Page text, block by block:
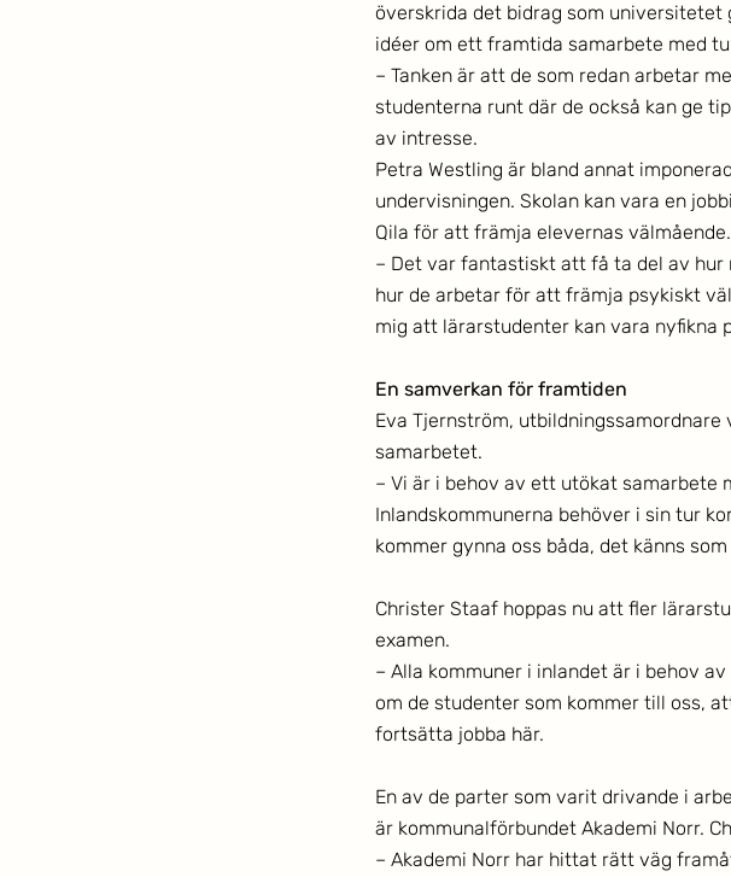
överskrida det bidrag som universitetet
idéer om ett framtida samarbete med
– Tanken är att de som redan arbetar
studenterna runt där de också kan ge
av intresse.
Petra Westling är bland annat
undervisningen. Skolan kan vara en
Qila för att främja elevernas
– Det var fantastiskt att få ta del av
hur de arbetar för att främja psykiskt
mig att lärarstudenter kan vara nyfikna
En samverkan för framtiden
Eva Tjernström,
samarbetet.
– Vi är i behov av ett utökat samarbete
Inlandskommunerna behöver i sin tur
kommer gynna oss båda, det känns
Christer Staaf hoppas nu att fler
examen.
– Alla kommuner i inlandet är i behov
om de studenter som kommer till oss,
fortsätta jobba här.
En av de parter som varit drivande i
är kommunalförbundet Akademi Norr.
– Akademi Norr har hittat rätt väg